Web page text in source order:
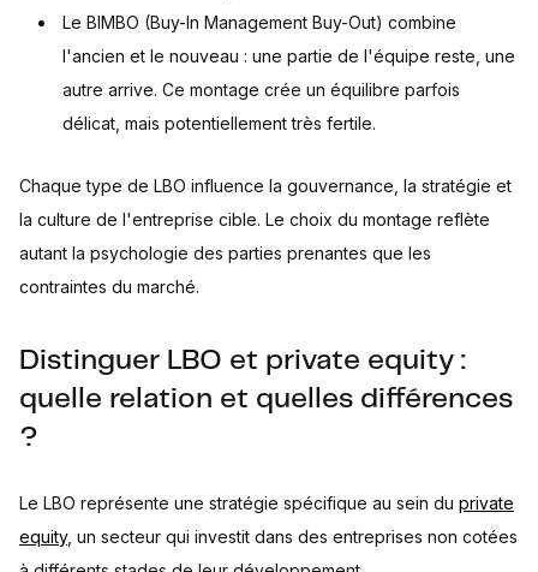
Le BIMBO (Buy-In Management Buy-Out) combine
l'ancien et le nouveau : une partie de l'équipe reste, une
autre arrive. Ce montage crée un équilibre parfois
délicat, mais potentiellement très fertile.
Chaque type de LBO influence la gouvernance, la stratégie et
la culture de l'entreprise cible. Le choix du montage reflète
autant la psychologie des parties prenantes que les
contraintes du marché.
Distinguer LBO et private equity :
quelle relation et quelles différences
?
Le LBO représente une stratégie spécifique au sein du private
equity, un secteur qui investit dans des entreprises non cotées